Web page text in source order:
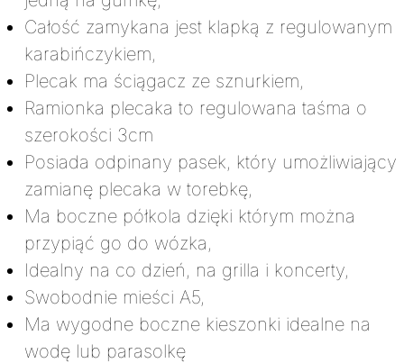
Całość zamykana jest klapką z regulowanym
karabińczykiem,
Plecak ma ściągacz ze sznurkiem,
Ramionka plecaka to regulowana taśma o
szerokości 3cm
Posiada odpinany pasek, który umożliwiający
zamianę plecaka w torebkę,
Ma boczne półkola dzięki którym można
przypiąć go do wózka,
Idealny na co dzień, na grilla i koncerty,
Swobodnie mieści A5,
Ma wygodne boczne kieszonki idealne na
wodę lub parasolkę